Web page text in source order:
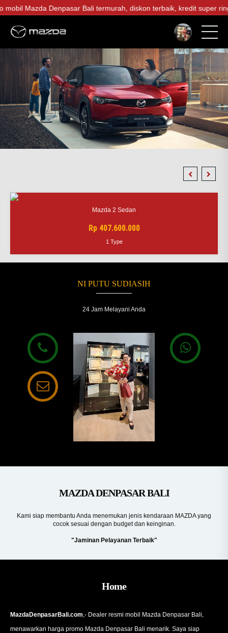
Mazda Denpasar Bali termurah, diskon terbaik, kredit super
Mazda 2 Sedan
Rp 407.600.000
1 Type
NI PUTU SUDIASIH
24 Jam Melayani Anda
MAZDA DENPASAR BALI
Kami siap membantu Anda menemukan jenis kendaraan MAZDA yang
cocok sesuai dengan budget dan keinginan.
"Jaminan Pelayanan Terbaik"
Home
MazdaDenpasarBali.com ,- Dealer resmi mobil Mazda Denpasar Bali,
menawarkan harga promo Mazda Denpasar Bali menarik. Saya siap